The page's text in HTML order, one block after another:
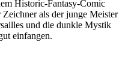
Historic-Fantasy-Comic
als der junge Meister
und die dunkle Mystik
einfangen.